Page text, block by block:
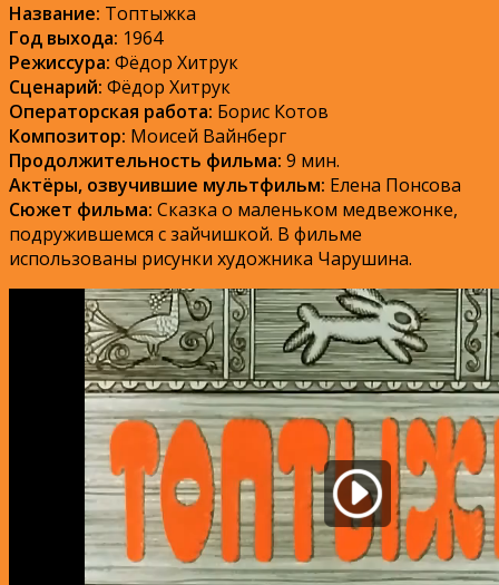
Название: Топтыжка
Год выхода: 1964
Режиссура: Фёдор Хитрук
Сценарий: Фёдор Хитрук
Операторская работа: Борис Котов
Композитор: Моисей Вайнберг
Продолжительность фильма: 9 мин.
Актёры, озвучившие мультфильм: Елена Понсова
Сюжет фильма: Сказка о маленьком медвежонке,
подружившемся с зайчишкой. В фильме
использованы рисунки художника Чарушина.